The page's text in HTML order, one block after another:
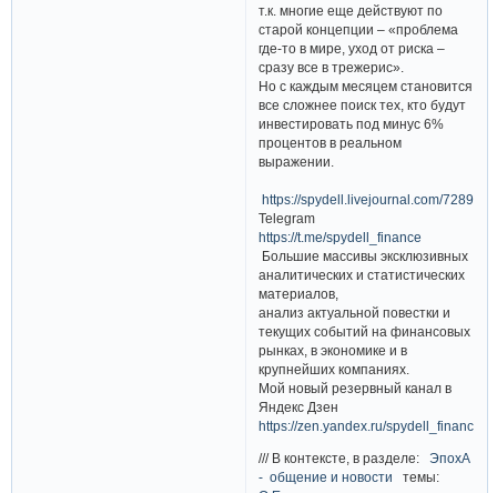
т.к. многие еще действуют по
старой концепции – «проблема
где-то в мире, уход от риска –
сразу все в трежерис».
Но с каждым месяцем становится
все сложнее поиск тех, кто будут
инвестировать под минус 6%
процентов в реальном
выражении.
https://spydell.livejournal.com/
Telegram
https://t.me/spydell_finance
Большие массивы эксклюзивных
аналитических и статистических
материалов,
анализ актуальной повестки и
текущих событий на финансовых
рынках, в экономике и в
крупнейших компаниях.
Мой новый резервный канал в
Яндекс Дзен
https://zen.yandex.ru/spydell_finance
/// В контексте, в разделе: ЭпохА
- общение и новости темы: